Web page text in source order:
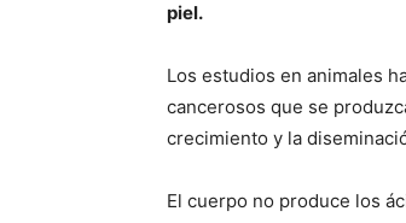
piel.
Los estudios en animales
cancerosos que se
crecimiento y la
El cuerpo no produce los